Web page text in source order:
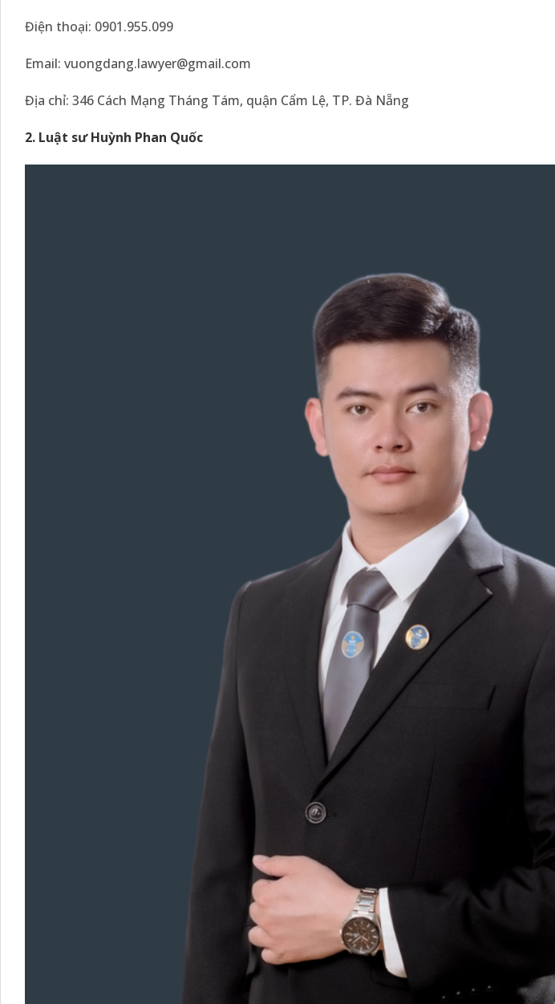
Điện thoại: 0901.955.099
Email: vuongdang.lawyer@gmail.com
Địa chỉ: 346 Cách Mạng Tháng Tám, quận Cẩm Lệ, TP. Đà Nẵng
2. Luật sư Huỳnh Phan Quốc